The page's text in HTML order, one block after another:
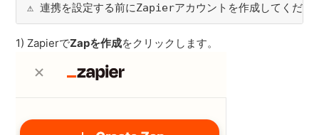
⚠️ 連携を設定する前にZapierアカウントを作成してくださ
1) ZapierでZapを作成をクリックします。